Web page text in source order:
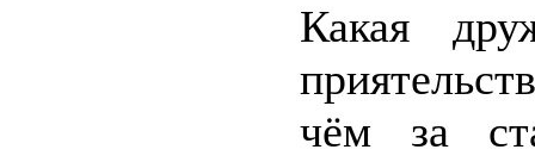
Какая
чём за